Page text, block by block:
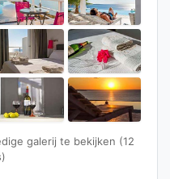
galerij te bekijken (12